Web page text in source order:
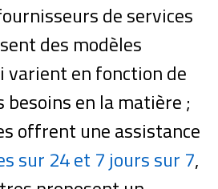
de services
des modèles
varient en fonction de
besoins en la matière ;
offrent une assistance
sur 24 et 7 jours sur 7,